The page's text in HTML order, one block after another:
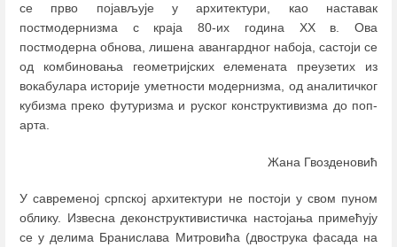
се прво појављује у архитектури, као наставак
постмодернизма с краја 80-их година XX в. Ова
постмодерна обнова, лишена авангардног набоја, састоји се
од комбиновања геометријских елемената преузетих из
вокабулара историје уметности модернизма, од аналитичког
кубизма преко футуризма и руског конструктивизма до поп-
арта.
Жана Гвозденовић
У савременој српској архитектури не постоји у свом пуном
облику. Извесна деконструктивистичка настојања примећују
се у делима Бранислава Митровића (двострука фасада на